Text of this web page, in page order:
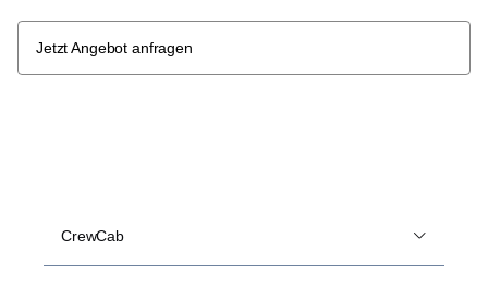
Jetzt Angebot anfragen
CrewCab